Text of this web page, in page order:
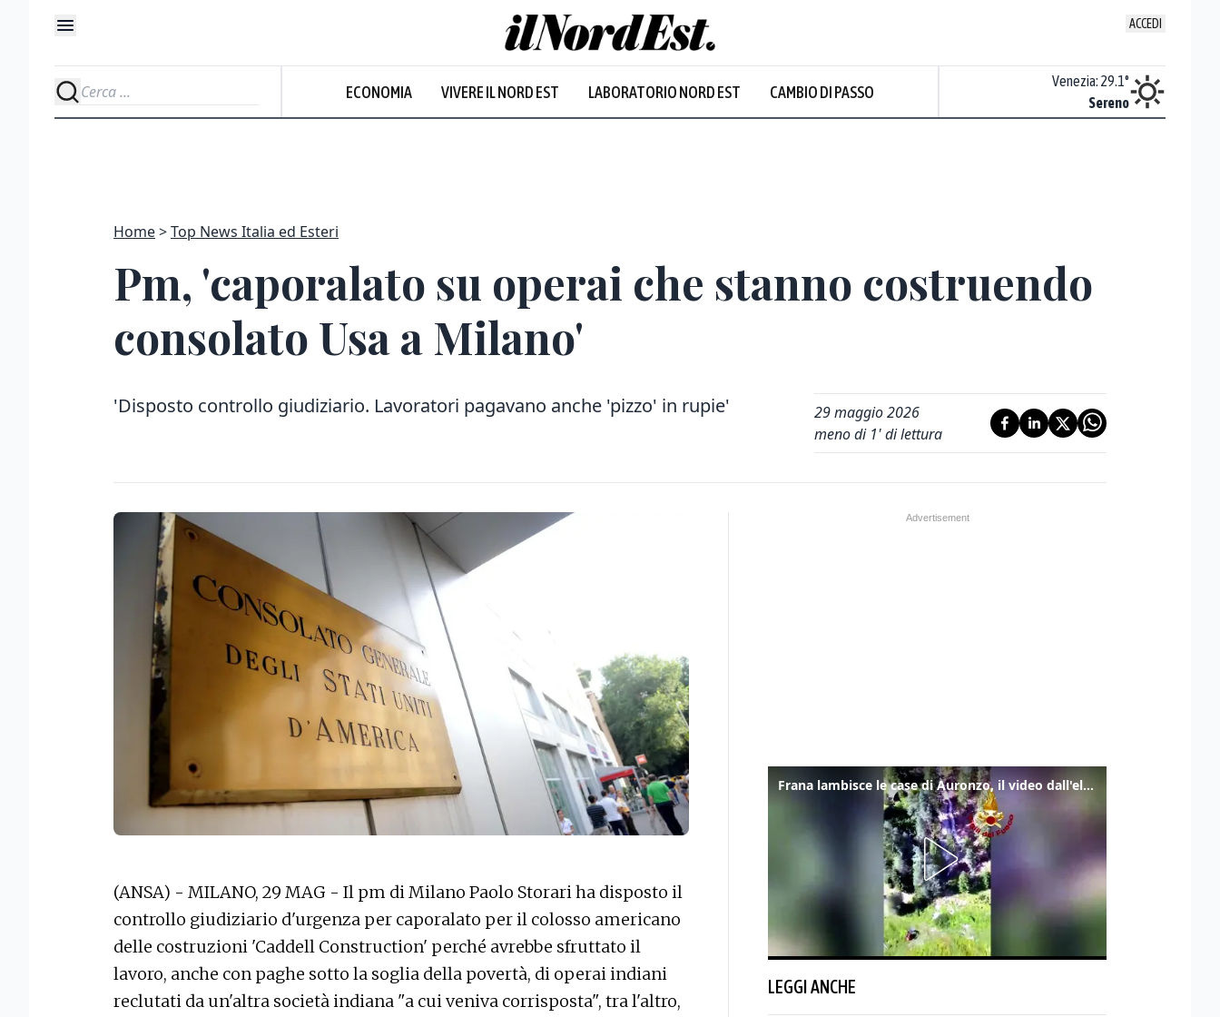
ACCEDI
ECONOMIA VIVERE IL NORD EST LABORATORIO NORD EST CAMBIO DI PASSO
Prevalentemente soleggiato
Venezia: 29.1°
Sereno
Home Top News Italia ed Esteri
Pm, 'caporalato su operai che stanno costruendo
consolato Usa a Milano'
'Disposto controllo giudiziario. Lavoratori pagavano anche 'pizzo' in rupie'
29 maggio 2026
meno di 1' di lettura
(ANSA) - MILANO, 29 MAG - Il pm di Milano Paolo Storari ha disposto il
controllo giudiziario d'urgenza per caporalato per il colosso americano
delle costruzioni 'Caddell Construction' perché avrebbe sfruttato il
lavoro, anche con paghe sotto la soglia della povertà, di operai indiani
reclutati da un'altra società indiana "a cui veniva corrisposta", tra l'altro,
Frana lambisce le case di Auronzo, il video dall'elicottero dei vigili del fuoco
LEGGI ANCHE